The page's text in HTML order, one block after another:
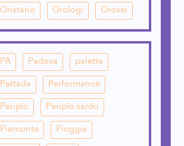
Oristano Orologi Orosei
PA Padova palette
Pattada Performance
Periplo Periplo sardo
Piemonte Pioggia